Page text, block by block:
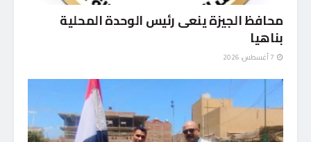
محافظ الجيزة ينعى رئيس الوحدة المحلية
بناهيا